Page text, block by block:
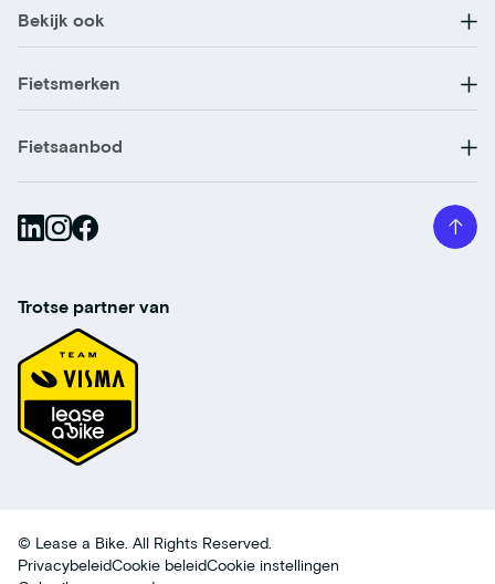
Bekijk ook
Fietsmerken
Fietsaanbod
Trotse partner van
© Lease a Bike. All Rights Reserved.
PrivacybeleidCookie beleidCookie instellingen